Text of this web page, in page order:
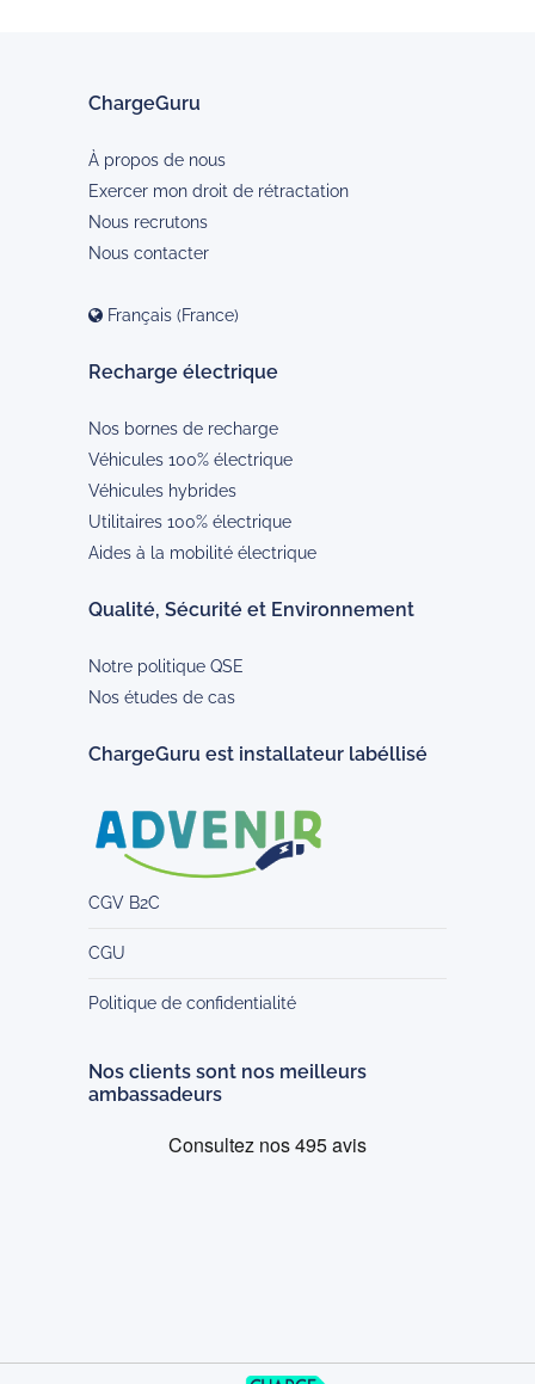
ChargeGuru
À propos de nous
Exercer mon droit de rétractation
Nous recrutons
Nous contacter
Français (France)
Recharge électrique
Nos bornes de recharge
Véhicules 100% électrique
Véhicules hybrides
Utilitaires 100% électrique
Aides à la mobilité électrique
Qualité, Sécurité et Environnement
Notre politique QSE
Nos études de cas
ChargeGuru est installateur labéllisé
CGV B2C
CGU
Politique de confidentialité
Nos clients sont nos meilleurs
ambassadeurs